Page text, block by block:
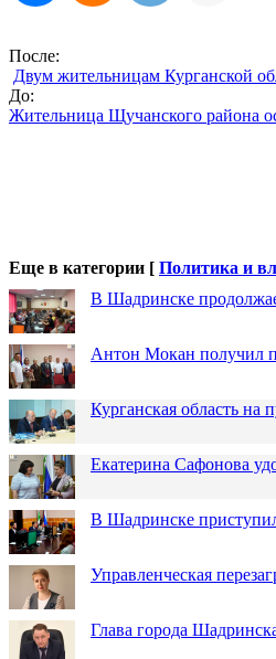
После:
Двум жительницам Курганской
До:
Жительница Щучанского района
Еще в категории [ Политика и
В Шадринске
Антон Мокан получил
Курганская область
Екатерина Сафонова
В Шадринске
Управленческая
Глава города